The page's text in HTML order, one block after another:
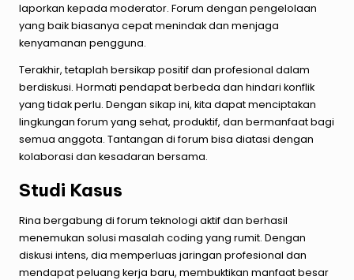
laporkan kepada moderator. Forum dengan pengelolaan
yang baik biasanya cepat menindak dan menjaga
kenyamanan pengguna.
Terakhir, tetaplah bersikap positif dan profesional dalam
berdiskusi. Hormati pendapat berbeda dan hindari konflik
yang tidak perlu. Dengan sikap ini, kita dapat menciptakan
lingkungan forum yang sehat, produktif, dan bermanfaat bagi
semua anggota. Tantangan di forum bisa diatasi dengan
kolaborasi dan kesadaran bersama.
Studi Kasus
Rina bergabung di forum teknologi aktif dan berhasil
menemukan solusi masalah coding yang rumit. Dengan
diskusi intens, dia memperluas jaringan profesional dan
mendapat peluang kerja baru, membuktikan manfaat besar